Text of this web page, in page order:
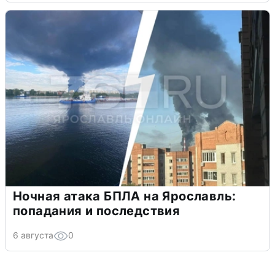
Ночная атака БПЛА на Ярославль:
попадания и последствия
6 августа 0